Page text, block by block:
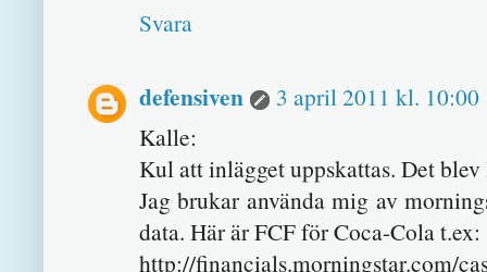
Svara
defensiven
3 april 2011 kl. 10:00
Kalle:
Kul att inlägget uppskattas. Det
Jag brukar använda mig av
data. Här är FCF för Coca-Cola t.ex:
http://financials.morningstar.com/